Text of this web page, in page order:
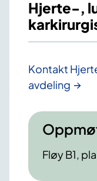
Hjerte-,
Kontakt
avdeling
Fløy B1,